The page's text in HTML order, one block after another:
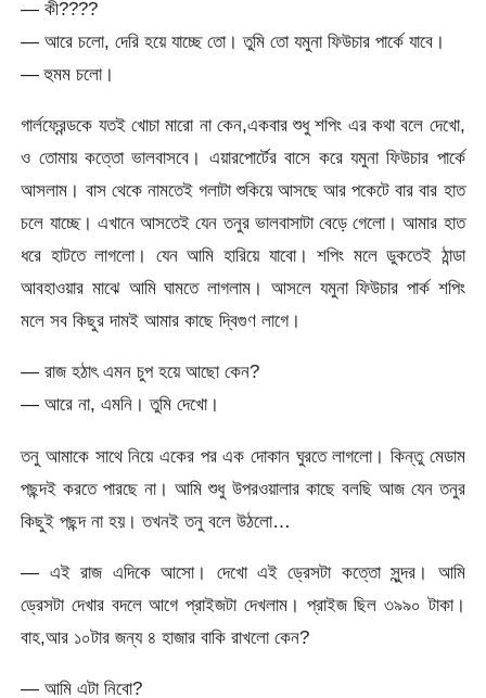
— কী????
— আরে চলো, দেরি হয়ে যাচ্ছে তো। তুমি তো যমুনা ফিউচার পার্কে যাবে।
— হুমম চলো।
গার্লফ্রেন্ডকে যতই খোচা মারো না কেন,একবার শুধু শপিং এর কথা বলে দেখো,
ও তোমায় কত্তো ভালবাসবে। এয়ারপোর্টের বাসে করে যমুনা ফিউচার পার্কে
আসলাম। বাস থেকে নামতেই গলাটা শুকিয়ে আসছে আর পকেটে বার বার হাত
চলে যাচ্ছে। এখানে আসতেই যেন তনুর ভালবাসাটা বেড়ে গেলো। আমার হাত
ধরে হাটতে লাগলো। যেন আমি হারিয়ে যাবো। শপিং মলে ডুকতেই ঠান্ডা
আবহাওয়ার মাঝে আমি ঘামতে লাগলাম। আসলে যমুনা ফিউচার পার্ক শপিং
মলে সব কিছুর দামই আমার কাছে দ্বিগুণ লাগে।
— রাজ হঠাৎ এমন চুপ হয়ে আছো কেন?
— আরে না, এমনি। তুমি দেখো।
তনু আমাকে সাথে নিয়ে একের পর এক দোকান ঘুরতে লাগলো। কিন্তু মেডাম
পছন্দই করতে পারছে না। আমি শুধু উপরওয়ালার কাছে বলছি আজ যেন তনুর
কিছুই পছন্দ না হয়। তখনই তনু বলে উঠলো…
— এই রাজ এদিকে আসো। দেখো এই ড্রেসটা কত্তো সুন্দর। আমি
ড্রেসটা দেখার বদলে আগে প্রাইজটা দেখলাম। প্রাইজ ছিল ৩৯৯০ টাকা।
বাহ,আর ১০টার জন্য ৪ হাজার বাকি রাখলো কেন?
— আমি এটা নিবো?